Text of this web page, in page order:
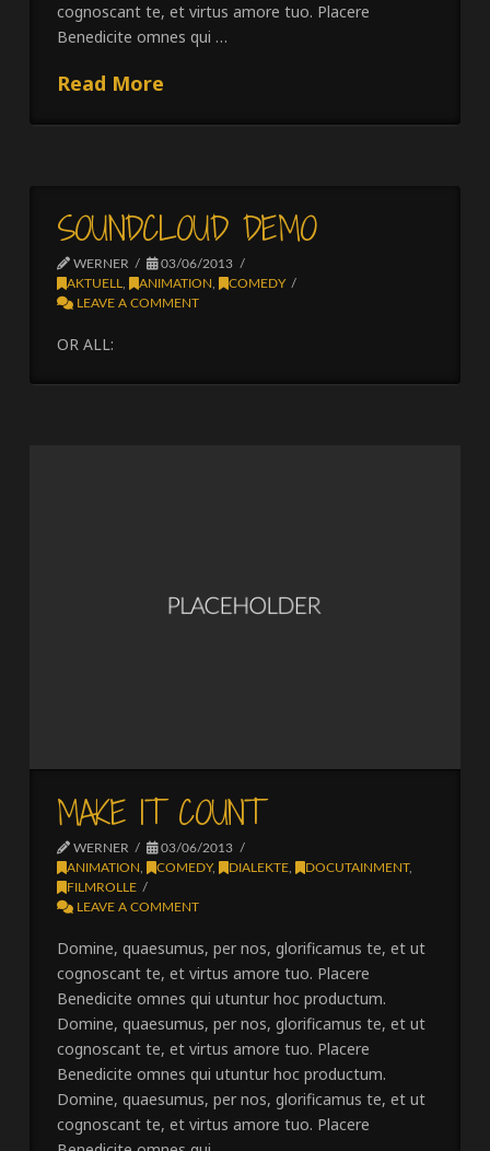
cognoscant te, et virtus amore tuo. Placere
Benedicite omnes qui …
Read More
SOUNDCLOUD DEMO
WERNER
03/06/2013
AKTUELL
ANIMATION
COMEDY
LEAVE A COMMENT
OR ALL:
MAKE IT COUNT
WERNER
03/06/2013
ANIMATION
COMEDY, DIALEKTE, DOCUTAINMENT,
FILMROLLE
LEAVE A COMMENT
Domine, quaesumus, per nos, glorificamus te, et ut
cognoscant te, et virtus amore tuo. Placere
Benedicite omnes qui utuntur hoc productum.
Domine, quaesumus, per nos, glorificamus te, et ut
cognoscant te, et virtus amore tuo. Placere
Benedicite omnes qui utuntur hoc productum.
Domine, quaesumus, per nos, glorificamus te, et ut
cognoscant te, et virtus amore tuo. Placere